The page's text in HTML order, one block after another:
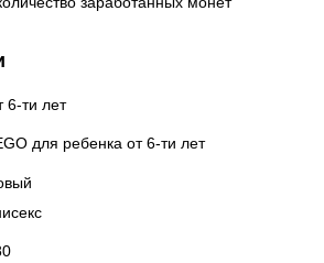
6-ти лет
для ребенка от 6-ти лет